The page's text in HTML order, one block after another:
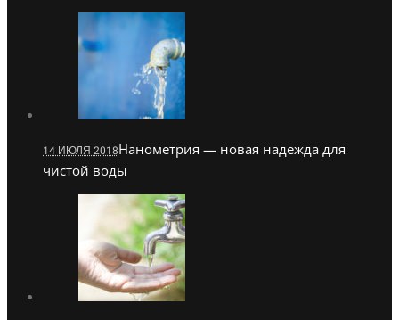
14 ИЮЛЯ 2018Нанометрия — новая надежда для
чистой воды